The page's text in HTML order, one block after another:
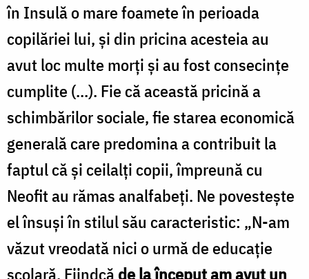
în Insulă o mare foamete în perioada
copilăriei lui, și din pricina acesteia au
avut loc multe morți și au fost consecințe
cumplite (...). Fie că această pricină a
schimbărilor sociale, fie starea economică
generală care predomina a contribuit la
faptul că și ceilalți copii, împreună cu
Neofit au rămas analfabeți. Ne povestește
el însuși în stilul său caracteristic: „N-am
văzut vreodată nici o urmă de educație
școlară. Fiindcăde la început am avut un